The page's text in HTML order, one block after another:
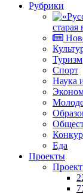
Рубрики
старая
Туризм
Спорт
Наука
Еда
Проекты